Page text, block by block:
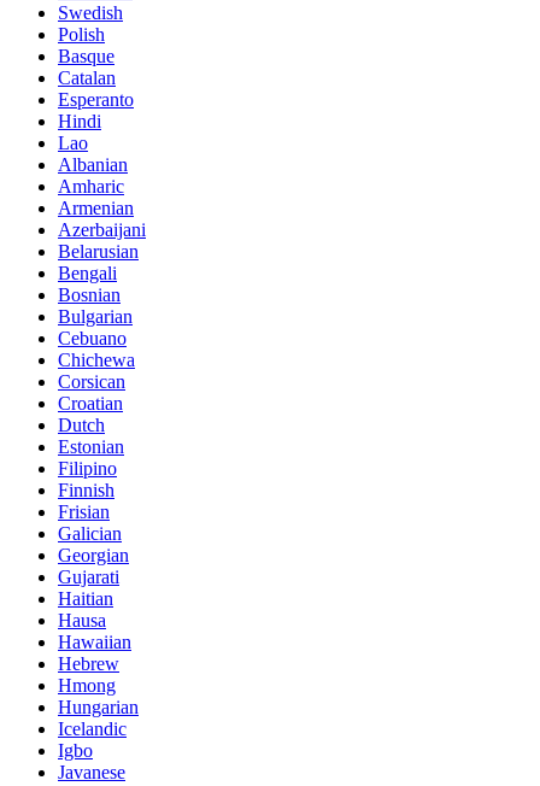
Swedish
Polish
Basque
Catalan
Esperanto
Hindi
Lao
Albanian
Amharic
Armenian
Azerbaijani
Belarusian
Bengali
Bosnian
Bulgarian
Cebuano
Chichewa
Corsican
Croatian
Dutch
Estonian
Filipino
Finnish
Frisian
Galician
Georgian
Gujarati
Haitian
Hausa
Hawaiian
Hebrew
Hmong
Hungarian
Icelandic
Igbo
Javanese